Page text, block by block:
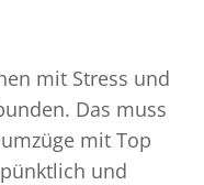
mit Stress und
Das muss
mit Top
und